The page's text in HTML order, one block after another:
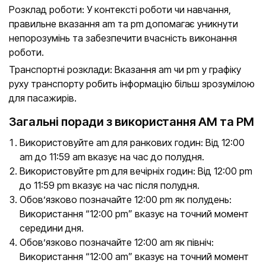
Розклад роботи: У контексті роботи чи навчання,
правильне вказання am та pm допомагає уникнути
непорозумінь та забезпечити вчасність виконання
роботи.
Транспортні розклади: Вказання am чи pm у графіку
руху транспорту робить інформацію більш зрозумілою
для пасажирів.
Загальні поради з використання AM та PM
Використовуйте am для ранкових годин: Від 12:00
am до 11:59 am вказує на час до полудня.
Використовуйте pm для вечірніх годин: Від 12:00 pm
до 11:59 pm вказує на час після полудня.
Обов’язково позначайте 12:00 pm як полудень:
Використання “12:00 pm” вказує на точний момент
середини дня.
Обов’язково позначайте 12:00 am як північ:
Використання “12:00 am” вказує на точний момент